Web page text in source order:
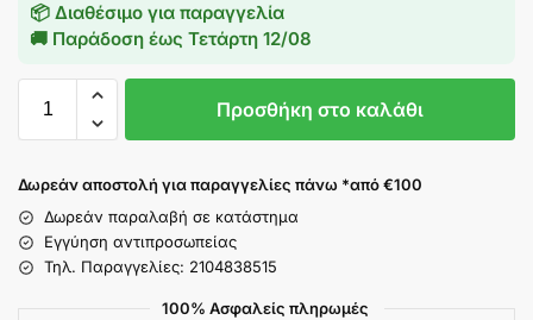
📦 Διαθέσιμο για παραγγελία
🚚 Παράδοση έως Τετάρτη 12/08
Προσθήκη στο καλάθι
Δωρεάν αποστολή για παραγγελίες πάνω *από €100
Δωρεάν παραλαβή σε κατάστημα
Εγγύηση αντιπροσωπείας
Τηλ. Παραγγελίες: 2104838515
100% Ασφαλείς πληρωμές